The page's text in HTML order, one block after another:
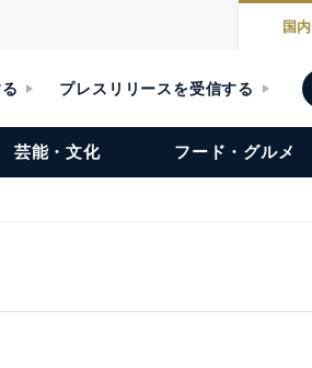
国内
プレスリリースを受信する
芸能・文化 フード・グルメ